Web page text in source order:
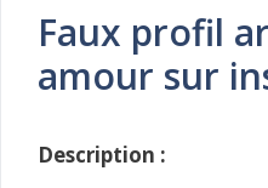
Faux profil
amour sur
Description :